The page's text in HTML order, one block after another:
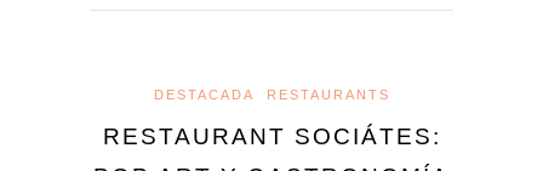
DESTACADA RESTAURANTS
RESTAURANT SOCIÁTES: